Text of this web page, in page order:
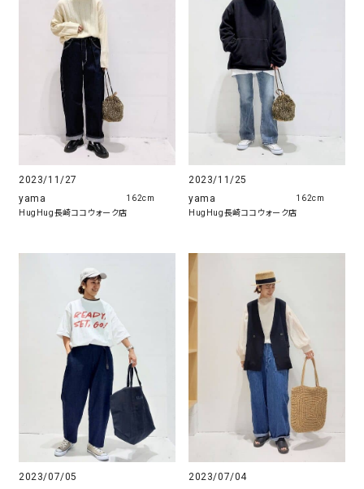
2023/11/27
yama
HugHug長崎ココウォーク店
162cm
2023/11/25
yama
HugHug長崎ココウォーク店
162cm
2023/07/05
2023/07/04